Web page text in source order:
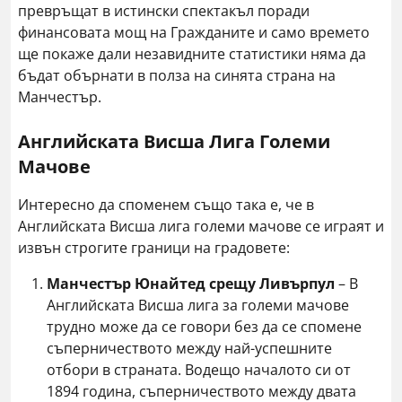
превръщат в истински спектакъл поради
финансовата мощ на Гражданите и само времето
ще покаже дали незавидните статистики няма да
бъдат обърнати в полза на синята страна на
Манчестър.
Английската Висша Лига Големи
Мачове
Интересно да споменем също така е, че в
Английската Висша лига големи мачове се играят и
извън строгите граници на градовете:
Манчестър Юнайтед срещу Ливърпул – В
Английската Висша лига за големи мачове
трудно може да се говори без да се спомене
съперничеството между най-успешните
отбори в страната. Водещо началото си от
1894 година, съперничеството между двата